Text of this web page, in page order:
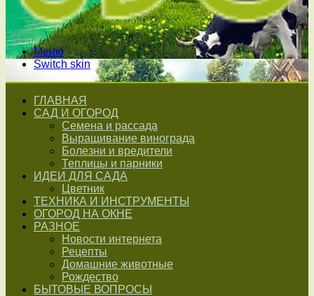
Меню
Switch skin
ГЛАВНАЯ
САД И ОГОРОД
Семена и рассада
Выращивание винограда
Болезни и вредители
Теплицы и парники
ИДЕИ ДЛЯ САДА
Цветник
ТЕХНИКА И ИНСТРУМЕНТЫ
ОГОРОД НА ОКНЕ
РАЗНОЕ
Новости интернета
Рецепты
Домашние животные
Рождество
БЫТОВЫЕ ВОПРОСЫ